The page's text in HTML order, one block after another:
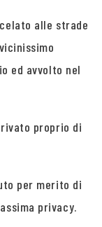
alle strade
ed avvolto nel
proprio di
per merito di
privacy.